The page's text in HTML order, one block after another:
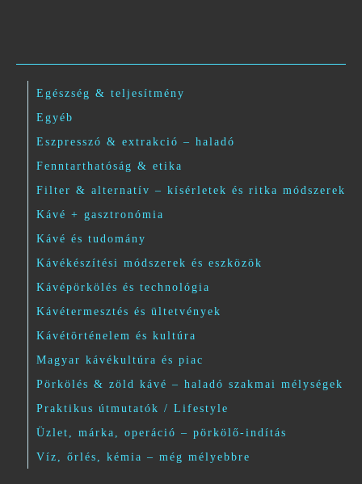
Egészség & teljesítmény
Egyéb
Eszpresszó & extrakció – haladó
Fenntarthatóság & etika
Filter & alternatív – kísérletek és ritka módszerek
Kávé + gasztronómia
Kávé és tudomány
Kávékészítési módszerek és eszközök
Kávépörkölés és technológia
Kávétermesztés és ültetvények
Kávétörténelem és kultúra
Magyar kávékultúra és piac
Pörkölés & zöld kávé – haladó szakmai mélységek
Praktikus útmutatók / Lifestyle
Üzlet, márka, operáció – pörkölő-indítás
Víz, őrlés, kémia – még mélyebbre